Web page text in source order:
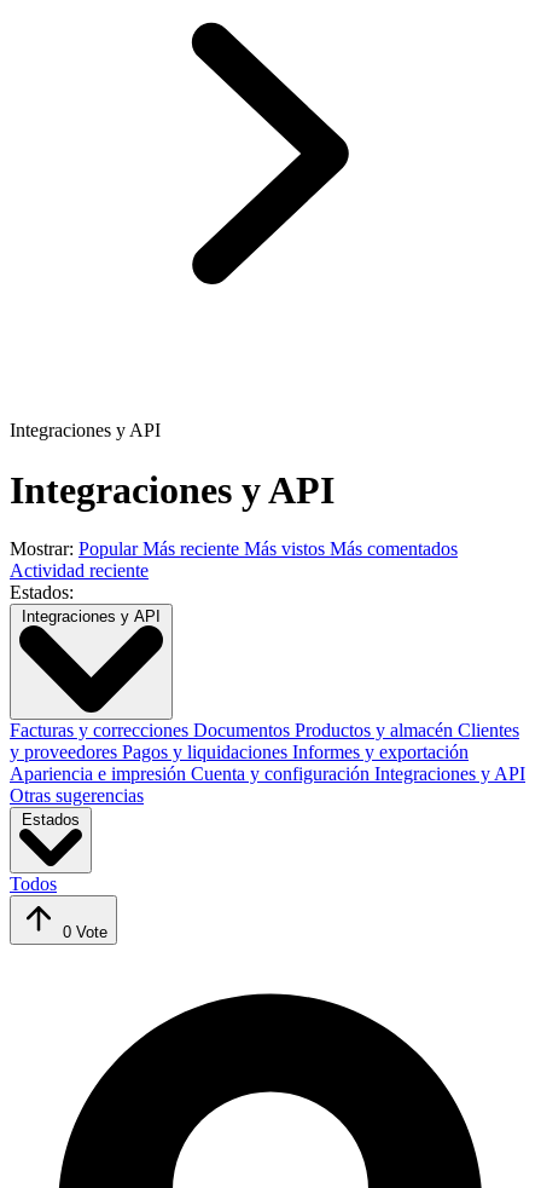
Integraciones y API
Integraciones y API
Mostrar: PopularMás reciente Más vistos Más comentados
Actividad reciente
Estados:
Integraciones y API
Facturas y correcciones Documentos Productos y almacén Clientes
y proveedores Pagos y liquidaciones Informes y exportación
Apariencia e impresión Cuenta y configuración Integraciones y API
Otras sugerencias
Estados
Todos
0 Vote